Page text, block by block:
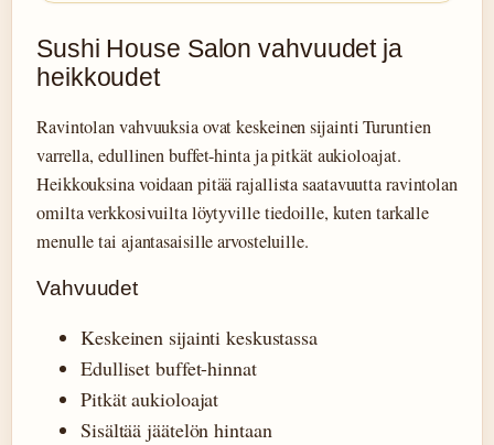
Sushi House Salon vahvuudet ja
heikkoudet
Ravintolan vahvuuksia ovat keskeinen sijainti Turuntien
varrella, edullinen buffet-hinta ja pitkät aukioloajat.
Heikkouksina voidaan pitää rajallista saatavuutta ravintolan
omilta verkkosivuilta löytyville tiedoille, kuten tarkalle
menulle tai ajantasaisille arvosteluille.
Vahvuudet
Keskeinen sijainti keskustassa
Edulliset buffet-hinnat
Pitkät aukioloajat
Sisältää jäätelön hintaan